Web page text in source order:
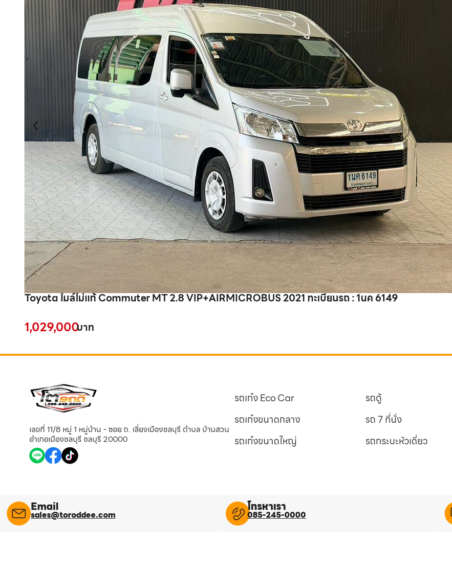
Toyota ไมล์ไม่แท้ Commuter MT 2.8 VIP+AIRMICROBUS 2021 ทะเบียนรถ : 1นค 6149
1,029,000บาท
เลขที่ 11/8 หมู่ 1 หมู่บ้าน - ซอย ถ. เลี่ยงเมืองชลบุรี ตำบล บ้านสวน
อำเภอเมืองชลบุรี ชลบุรี 20000
รถเก๋ง Eco Car
รถเก๋งขนาดกลาง
รถเก๋งขนาดใหญ่
รถตู้
รถ 7 ที่นั่ง
รถกระบะหัวเดี่ยว
Email
sales@toroddee.com
โทรหาเรา
085-245-0000